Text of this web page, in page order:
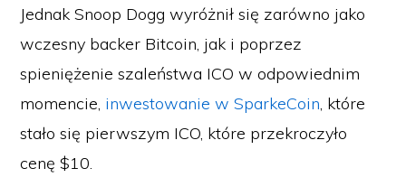
Jednak Snoop Dogg wyróżnił się zarówno jako
wczesny backer Bitcoin, jak i poprzez
spieniężenie szaleństwa ICO w odpowiednim
momencie, inwestowanie w SparkeCoin, które
stało się pierwszym ICO, które przekroczyło
cenę $10.